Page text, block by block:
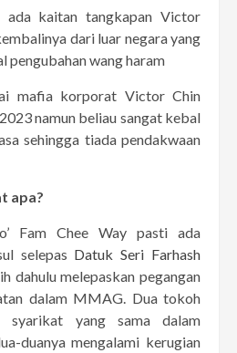
ada kaitan tangkapan Victor
dari luar negara yang
pengubahan wang haram
mafia korporat Victor Chin
namun beliau sangat kebal
sehingga tiada pendakwaan
apa?
Fam Chee Way pasti ada
selepas Datuk Seri Farhash
dahulu melepaskan pegangan
dalam MMAG. Dua tokoh
syarikat yang sama dalam
duanya mengalami kerugian